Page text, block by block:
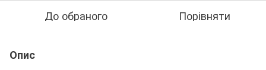
До обраного Порівняти
Опис